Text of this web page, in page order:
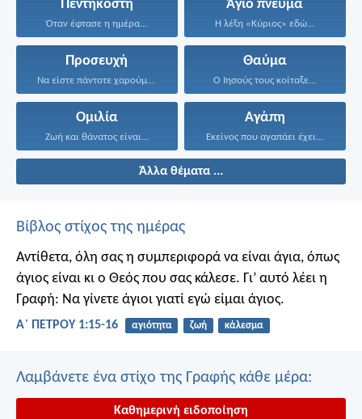
Πεντηκοστή
Όταν έφτασε η ημέρα...
Άγιο πνεύμα
Η λέξη «Κύριος» εδώ...
Προσευχή
Να είστε πάντοτε χαρούμενοι...
Θαύμα
Ο Ιησούς τους κοίταξε...
Ομιλία
Ζωή και θάνατος είναι...
Αγάπη
Εκείνος που αγαπάει έχει...
Άλλα θέματα ...
Βίβλος στίχος της ημέρας
Αντίθετα, όλη σας η συμπεριφορά να είναι άγια, όπως
άγιος είναι κι ο Θεός που σας κάλεσε. Γι’ αυτό λέει η
Γραφή: Να γίνετε άγιοι γιατί εγώ είμαι άγιος.
Α΄ ΠΕΤΡΟΥ 1:15-16 αγιότητα ζωή κάλεσμα
Λαμβάνετε ένα στίχο της Γραφής κάθε μέρα:
Καθημερινή ειδοποίηση